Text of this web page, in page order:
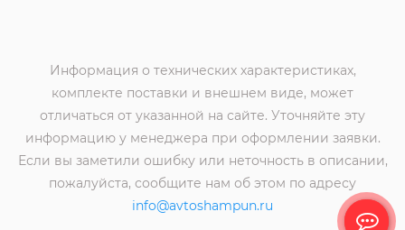
Информация о технических характеристиках,
комплекте поставки и внешнем виде, может
отличаться от указанной на сайте. Уточняйте эту
информацию у менеджера при оформлении заявки.
Если вы заметили ошибку или неточность в описании,
пожалуйста, сообщите нам об этом по адресу
info@avtoshampun.ru